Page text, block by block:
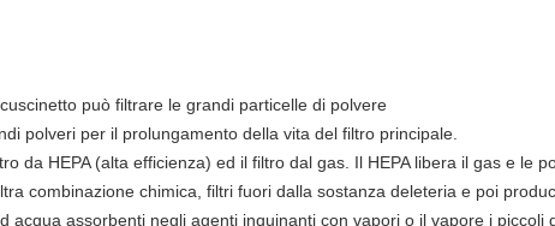
può filtrare le grandi particelle di polvere
polveri per il prolungamento della vita del filtro principale.
da HEPA (alta efficienza) ed il filtro dal gas. Il HEPA libera il gas e le
combinazione chimica, filtri fuori dalla sostanza deleteria e poi
acqua assorbenti negli agenti inquinanti con vapori o il vapore i piccoli